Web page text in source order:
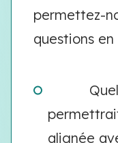
permettez-
questions
alignée